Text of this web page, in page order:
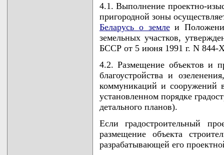
4.1. Выполнение проектно-
пригородной зоны
Беларусь о землеи
земельных участков,
БССР от 5 июня 1991 г. N 844-
4.2. Размещение объектов и
благоустройства и
коммуникаций и сооружений
установленном порядке
детального планов).
Если градостроительный
размещение объекта
разрабатывающей его